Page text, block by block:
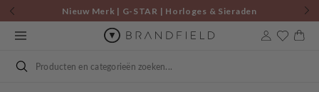
Skip to
content
Nieuw Merk | G-STAR | Horloges & Sieraden
Cart
Search